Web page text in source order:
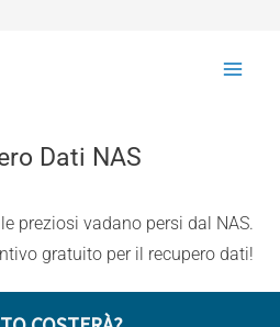
Dati NAS
preziosi vadano persi dal NAS.
gratuito per il recupero dati!